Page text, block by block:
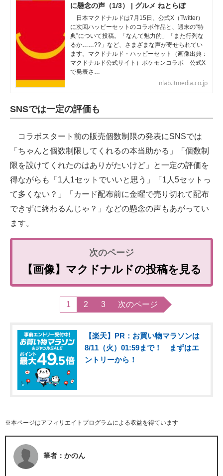
に懸念の声（1/3） | グルメ ねとらぼ
日本マクドナルドは7月15日、公式X（Twitter）
に次回ハッピーセットのコラボ作品と、週末の“特
典”について投稿。「なんて魅力的」「また行列な
るか……??」など、さまざまな声が寄せられてい
ます。マクドナルド・ハッピーセット（画像出典：
マクドナルド公式サイト）ポケモンコラボ 公式X
で発表さ…
nlab.itmedia.co.jp
SNSでは一定の評価も
コラボスタート前の販売個数制限の発表にSNSでは
「ちゃんと個数制限してくれるの本当助かる」「個数制
限を設けてくれたのはありがたいけど」と一定の評価を
得ながらも「1人1セットでいいと思う」「1人5セットっ
て多くない？」「カード配布前に金曜で売り切れて配布
できずに終わるんじゃ？」などの懸念の声もあがってい
ます。
【画像】マクドナルドの投稿を見る
1 2 3 次のページ
【楽天】PR：お買い物マラソンは
8/11（火）01:59まで！ まずはエ
ントリーから！
※本ページはアフィリエイトプログラムによる収益を得ています
筆者：かのん